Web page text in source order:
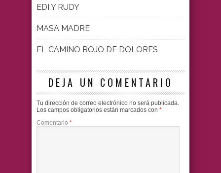
EDI Y RUDY
MASA MADRE
EL CAMINO ROJO DE DOLORES
DEJA UN COMENTARIO
Tu dirección de correo electrónico no será publicada.
Los campos obligatorios están marcados con *
Comentario *